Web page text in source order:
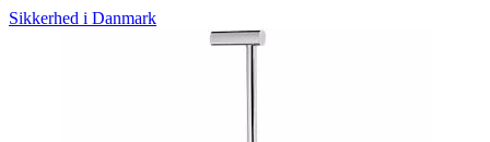
Sikkerhed i Danmark